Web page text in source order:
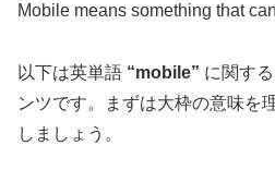
Mobile means something that
以下は英単語 “mobile” に関す
ンツです。まずは大枠の意味を
しましょう。